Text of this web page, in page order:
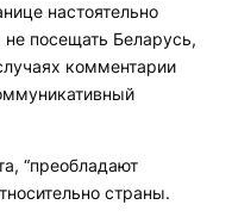
настоятельно
посещать Беларусь,
комментарии
“преобладают
страны.